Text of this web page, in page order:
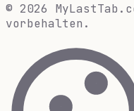
© 2026
vorbehalten.